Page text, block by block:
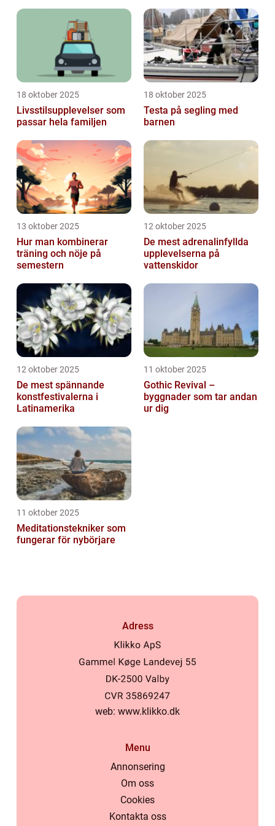
18 oktober 2025
Livsstilsupplevelser som
passar hela familjen
18 oktober 2025
Testa på segling med
barnen
13 oktober 2025
Hur man kombinerar
träning och nöje på
semestern
12 oktober 2025
De mest adrenalinfyllda
upplevelserna på
vattenskidor
12 oktober 2025
De mest spännande
konstfestivalerna i
Latinamerika
11 oktober 2025
Gothic Revival –
byggnader som tar andan
ur dig
11 oktober 2025
Meditationstekniker som
fungerar för nybörjare
Adress
web: www.klikko.dk
Menu
Annonsering
Om oss
Cookies
Kontakta oss